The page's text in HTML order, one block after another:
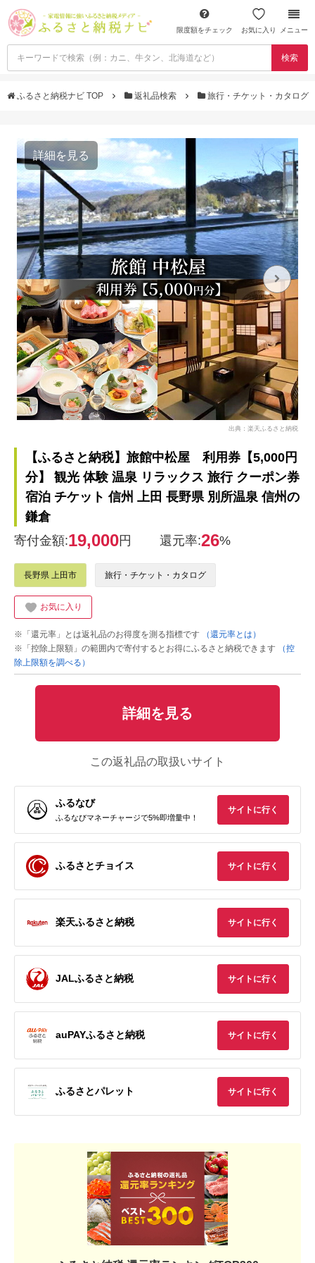
限度額をチェック お気に入り メニュー
検索
ふるさと納税ナビ TOP 返礼品検索 旅行・チケット・カタログ
詳細を見る
出典：楽天ふるさと納税
【ふるさと納税】旅館中松屋 利用券【5,000円
分】 観光 体験 温泉 リラックス 旅行 クーポン券
宿泊 チケット 信州 上田 長野県 別所温泉 信州の
鎌倉
寄付金額:19,000円 還元率:26%
長野県 上田市 旅行・チケット・カタログ
お気に入り
※「還元率」とは返礼品のお得度を測る指標です
（還元率とは）
※「控除上限額」の範囲内で寄付するとお得にふるさと納税できます
（控
除上限額を調べる）
詳細を見る
この返礼品の取扱いサイト
ふるなび
ふるなびマネーチャージで5%即増量中！
サイトに行く
ふるさとチョイス サイトに行く
楽天ふるさと納税 サイトに行く
JALふるさと納税 サイトに行く
auPAYふるさと納税 サイトに行く
ふるさとパレット サイトに行く